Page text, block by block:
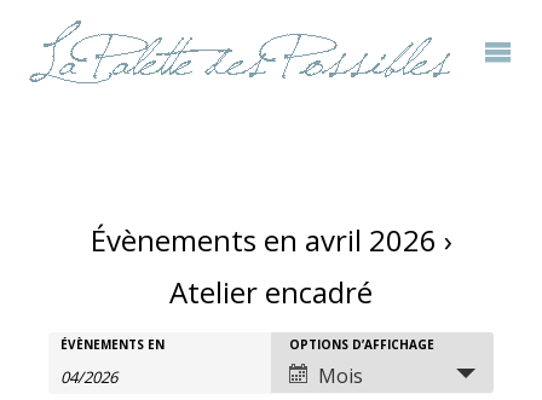
Évènements en avril 2026 ›
Atelier encadré
Recherche
Rechercher
ÉVÈNEMENTS EN
Navigation
OPTIONS D’AFFICHAGE
Mois